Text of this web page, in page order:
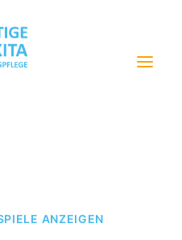
ANZEIGEN